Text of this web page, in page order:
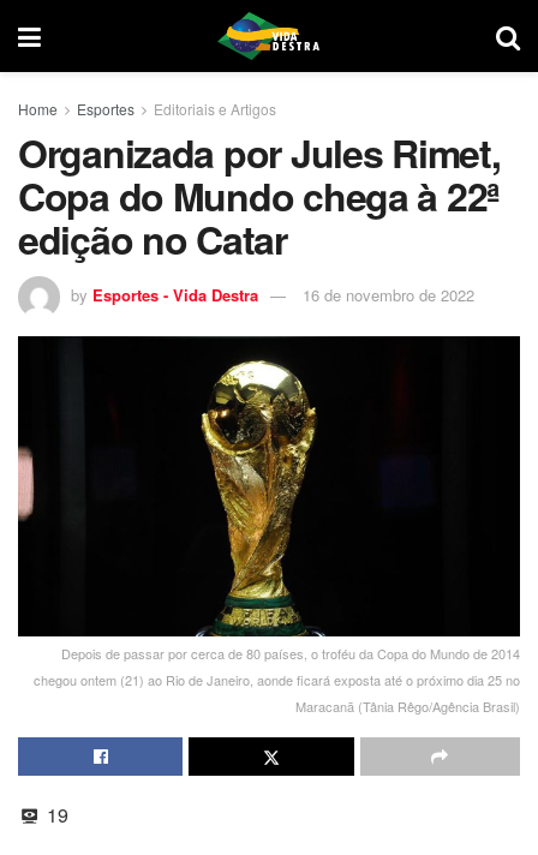
Home Esportes Editoriais e Artigos
Organizada por Jules Rimet,
Copa do Mundo chega à 22ª
edição no Catar
by Esportes - Vida Destra 16 de novembro de 2022
Depois de passar por cerca de 80 países, o troféu da Copa do Mundo de 2014
chegou ontem (21) ao Rio de Janeiro, aonde ficará exposta até o próximo dia 25 no
Maracanã (Tânia Rêgo/Agência Brasil)
19